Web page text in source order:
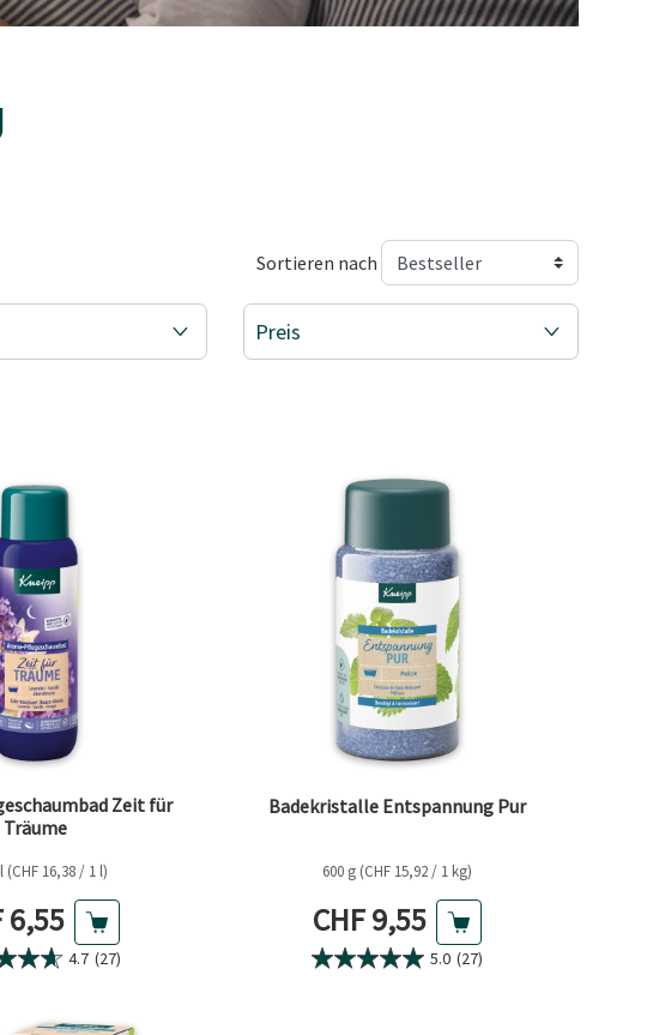
Sortieren nach
Preis
Zeit für
Träume
(CHF 16,38 / 1 l)
Preis
6,55
4.7 (27)
Badekristalle Entspannung Pur
600 g (CHF 15,92 / 1 kg)
Aktueller Preis
CHF 9,55
5.0 (27)